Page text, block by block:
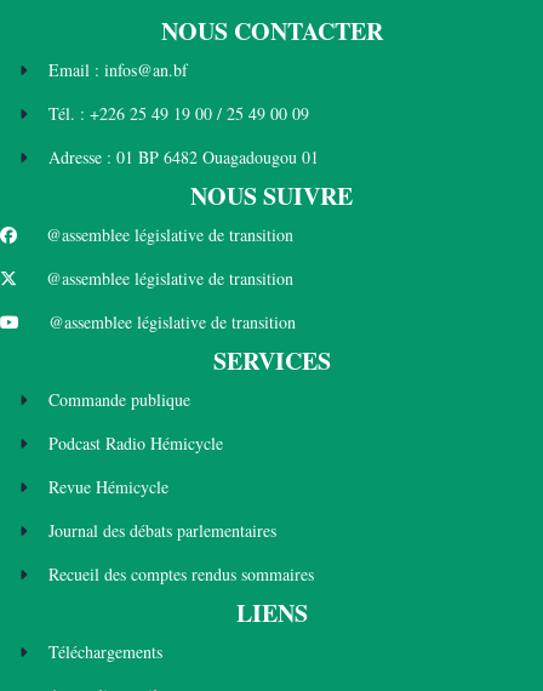
NOUS CONTACTER
Email : infos@an.bf
Tél. : +226 25 49 19 00 / 25 49 00 09
Adresse : 01 BP 6482 Ouagadougou 01
NOUS SUIVRE
@assemblee législative de transition
@assemblee législative de transition
@assemblee législative de transition
SERVICES
Commande publique
Podcast Radio Hémicycle
Revue Hémicycle
Journal des débats parlementaires
Recueil des comptes rendus sommaires
LIENS
Téléchargements